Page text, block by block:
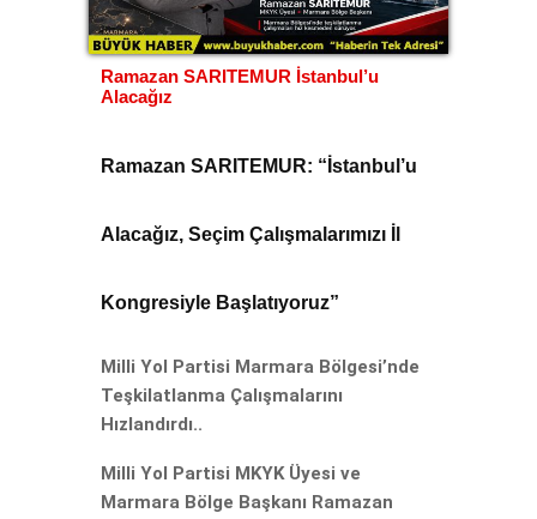
Ramazan SARITEMUR İstanbul’u
Alacağız
Ramazan SARITEMUR: “İstanbul’u
Alacağız, Seçim Çalışmalarımızı İl
Kongresiyle Başlatıyoruz”
Milli Yol Partisi Marmara Bölgesi’nde
Teşkilatlanma Çalışmalarını
Hızlandırdı..
Milli Yol Partisi MKYK Üyesi ve
Marmara Bölge Başkanı Ramazan